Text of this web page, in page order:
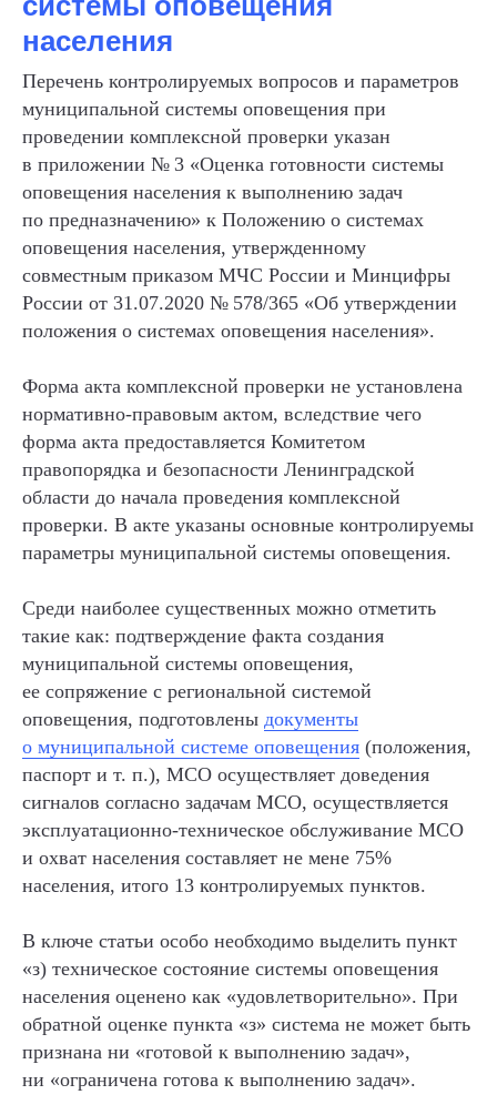
населения
Перечень контролируемых вопросов и параметров
муниципальной системы оповещения при
проведении комплексной проверки указан
в приложении № 3 «Оценка готовности системы
оповещения населения к выполнению задач
по предназначению» к Положению о системах
оповещения населения, утвержденному
совместным приказом МЧС России и Минцифры
России от 31.07.2020 № 578/365 «Об утверждении
положения о системах оповещения населения».
Форма акта комплексной проверки не установлена
нормативно-правовым актом, вследствие чего
форма акта предоставляется Комитетом
правопорядка и безопасности Ленинградской
области до начала проведения комплексной
проверки. В акте указаны основные контролируемы
параметры муниципальной системы оповещения.
Среди наиболее существенных можно отметить
такие как: подтверждение факта создания
муниципальной системы оповещения,
ее сопряжение с региональной системой
оповещения, подготовлены документы
о муниципальной системе оповещения (положения,
паспорт и т. п.), МСО осуществляет доведения
сигналов согласно задачам МСО, осуществляется
эксплуатационно-техническое обслуживание МСО
и охват населения составляет не мене 75%
населения, итого 13 контролируемых пунктов.
В ключе статьи особо необходимо выделить пункт
«з) техническое состояние системы оповещения
населения оценено как «удовлетворительно». При
обратной оценке пункта «з» система не может быть
признана ни «готовой к выполнению задач»,
ни «ограничена готова к выполнению задач».
Ваш вопрос или предложение (в запросе укажите
ОТПРАВИТЬ
Нажимая на кнопку «отправить» я даю свое
ХОТИТЕ СТАТЬ АВТОРОМ
ИЛИ У ВАС ЕСТЬ ВОПРОС
— ЗАПОЛНИТЕ ФОРМУ: